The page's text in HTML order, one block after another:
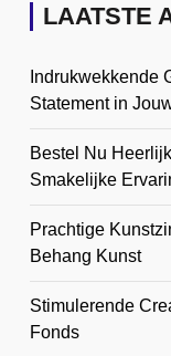
LAATSTE
Indrukwekkende
Statement in
Bestel Nu
Smakelijke
Prachtige
Behang Kunst
Stimulerende
Fonds